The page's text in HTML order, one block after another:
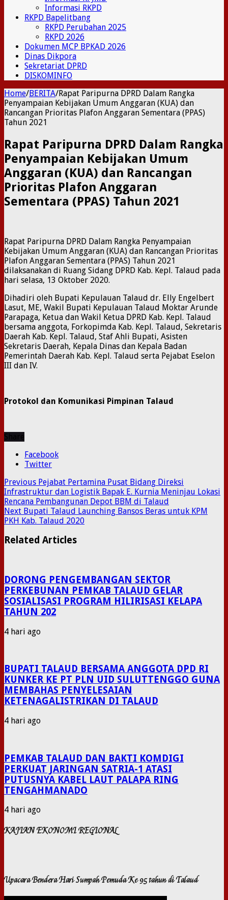
Informasi RKPD
RKPD Bapelitbang
RKPD Perubahan 2025
RKPD 2026
Dokumen MCP BPKAD 2026
Dinas Dikpora
Sekretariat DPRD
DISKOMINFO
Home/BERITA/Rapat Paripurna DPRD Dalam Rangka
Penyampaian Kebijakan Umum Anggaran (KUA) dan
Rancangan Prioritas Plafon Anggaran Sementara (PPAS)
Tahun 2021
Rapat Paripurna DPRD Dalam Rangka
Penyampaian Kebijakan Umum
Anggaran (KUA) dan Rancangan
Prioritas Plafon Anggaran
Sementara (PPAS) Tahun 2021
Rapat Paripurna DPRD Dalam Rangka Penyampaian
Kebijakan Umum Anggaran (KUA) dan Rancangan Prioritas
Plafon Anggaran Sementara (PPAS) Tahun 2021
dilaksanakan di Ruang Sidang DPRD Kab. Kepl. Talaud pada
hari selasa, 13 Oktober 2020.
Dihadiri oleh Bupati Kepulauan Talaud dr. Elly Engelbert
Lasut, ME, Wakil Bupati Kepulauan Talaud Moktar Arunde
Parapaga, Ketua dan Wakil Ketua DPRD Kab. Kepl. Talaud
bersama anggota, Forkopimda Kab. Kepl. Talaud, Sekretaris
Daerah Kab. Kepl. Talaud, Staf Ahli Bupati, Asisten
Sekretaris Daerah, Kepala Dinas dan Kepala Badan
Pemerintah Daerah Kab. Kepl. Talaud serta Pejabat Eselon
III dan IV.
Protokol dan Komunikasi Pimpinan Talaud
Facebook
Twitter
Previous Pejabat Pertamina Pusat Bidang Direksi
Infrastruktur dan Logistik Bapak E. Kurnia Meninjau Lokasi
Rencana Pembangunan Depot BBM di Talaud
Next Bupati Talaud Launching Bansos Beras untuk KPM
PKH Kab. Talaud 2020
Related Articles
DORONG PENGEMBANGAN SEKTOR
PERKEBUNAN PEMKAB TALAUD GELAR
SOSIALISASI PROGRAM HILIRISASI KELAPA
TAHUN 202
4 hari ago
BUPATI TALAUD BERSAMA ANGGOTA DPD RI
KUNKER KE PT PLN UID SULUTTENGGO GUNA
MEMBAHAS PENYELESAIAN
KETENAGALISTRIKAN DI TALAUD
4 hari ago
PEMKAB TALAUD DAN BAKTI KOMDIGI
PERKUAT JARINGAN SATRIA-1 ATASI
PUTUSNYA KABEL LAUT PALAPA RING
TENGAHMANADO
4 hari ago
KAJIAN EKONOMI REGIONAL
Upacara Bendera Hari Sumpah Pemuda Ke 95 tahun di Talaud